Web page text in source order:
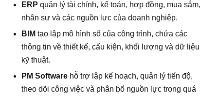
ERP quản lý tài chính, kế toán, hợp đồng, mua sắm,
nhân sự và các nguồn lực của doanh nghiệp.
BIM tạo lập mô hình số của công trình, chứa các
thông tin về thiết kế, cấu kiện, khối lượng và dữ liệu
kỹ thuật.
PM Software hỗ trợ lập kế hoạch, quản lý tiến độ,
theo dõi công việc và phân bổ nguồn lực trong quá